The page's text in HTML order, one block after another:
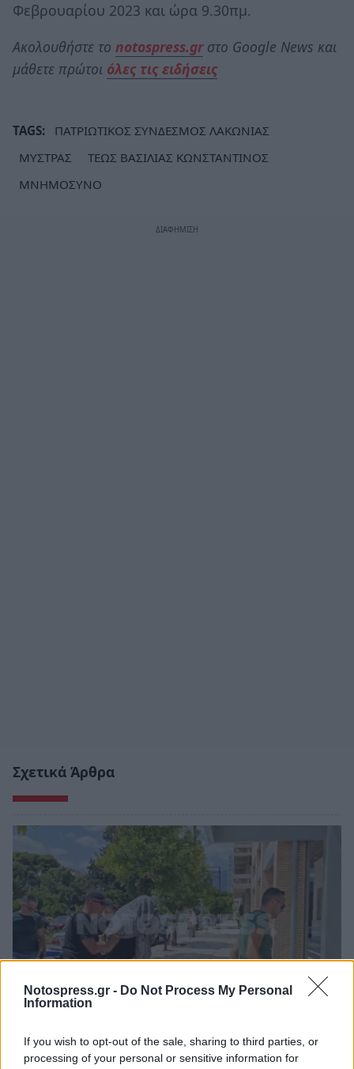
Notospress.gr - Do Not Process My Personal
Information
If you wish to opt-out of the sale, sharing to third parties, or
processing of your personal or sensitive information for
Φεβρουαρίου 2023 και ώρα 9.30πμ.
Ακολουθήστε το notospress.grστο Google News και
μάθετε πρώτοι όλες τις ειδήσεις
TAGS:
ΠΑΤΡΙΩΤΙΚΟΣ ΣΥΝΔΕΣΜΟΣ ΛΑΚΩΝΙΑΣ
ΜΥΣΤΡΑΣ
ΤΕΩΣ ΒΑΣΙΛΙΑΣ ΚΩΝΣΤΑΝΤΙΝΟΣ
ΜΝΗΜΟΣΥΝΟ
Σχετικά Άρθρα
Σπάρτη: Προθεσμία για να απολογηθεί πήρε ο
55χρονος που έκρυβε τη σορό του πατέρα του